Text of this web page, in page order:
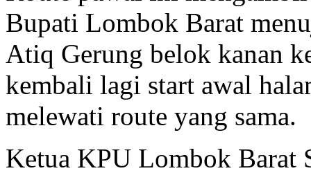
Route pawai ini
Bupati Lombok Barat
Atiq Gerung belok kanan
kembali lagi start awal
melewati route yang sama.